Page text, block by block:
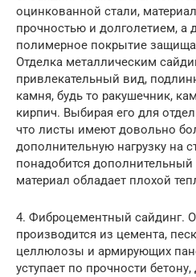
оцинкованной стали,
прочностью и долголетием, а
полимерное покрытие
Отделка металлическим
привлекательный вид,
камня, будь то ракушечник,
кирпич. Выбирая его для
что листы имеют довольно
дополнительную нагрузку на
понадобится дополнительный
материал обладает плохой
4. Фиброцементный сайдинг.
производится из цемента,
целлюлозы и армирующих
уступает по прочности